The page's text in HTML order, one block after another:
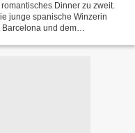
Dinner zu zweit.
junge spanische Winzerin
und dem